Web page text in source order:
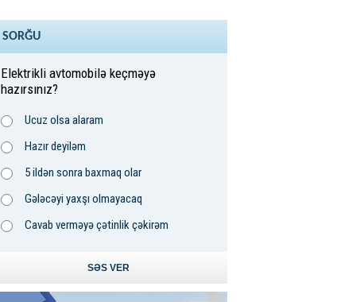
SORĞU
Elektrikli avtomobilə keçməyə
hazırsınız?
Ucuz olsa alaram
Hazır deyiləm
5 ildən sonra baxmaq olar
Gələcəyi yaxşı olmayacaq
Cavab verməyə çətinlik çəkirəm